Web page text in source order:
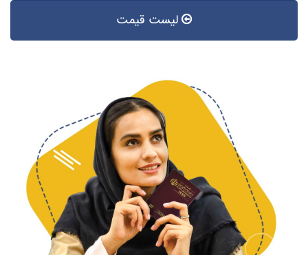
لیست قیمت